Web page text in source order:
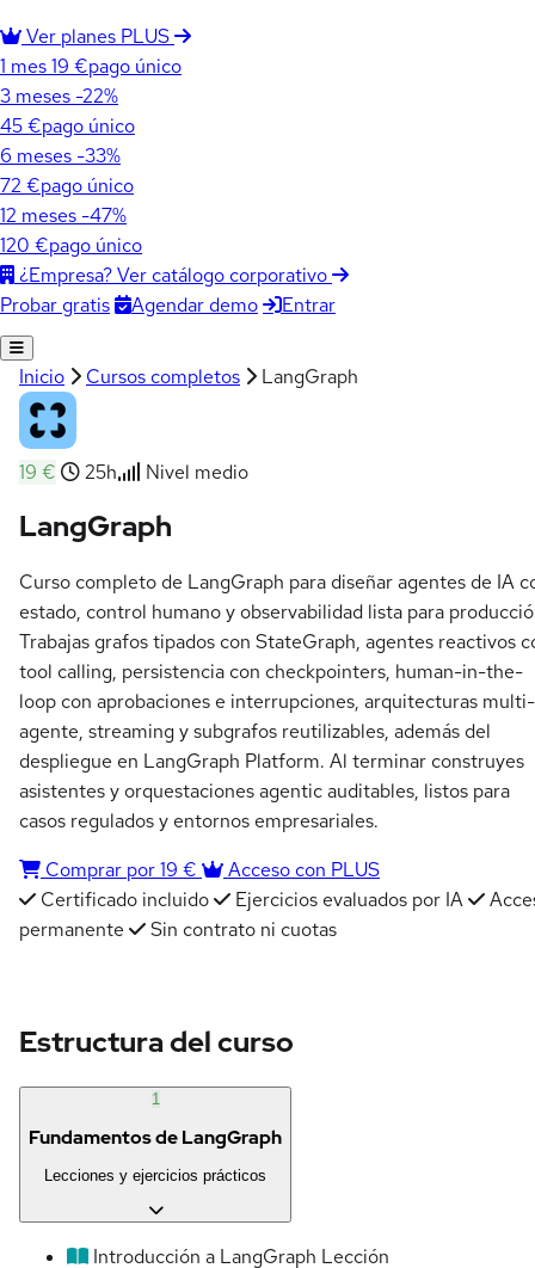
Ver planes PLUS
1 mes19 €pago único
3 meses -22%
45 €pago único
6 meses -33%
72 €pago único
12 meses -47%
120 €pago único
¿Empresa? Ver catálogo corporativo
Probar gratis
Agendar demo Entrar
Inicio Cursos completos LangGraph
19 € 25h Nivel medio
LangGraph
Curso completo de LangGraph para diseñar agentes de IA
estado, control humano y observabilidad lista para
Trabajas grafos tipados con StateGraph, agentes reactivos
tool calling, persistencia con checkpointers, human-in-the-
loop con aprobaciones e interrupciones, arquitecturas multi-
agente, streaming y subgrafos reutilizables, además del
despliegue en LangGraph Platform. Al terminar construyes
asistentes y orquestaciones agentic auditables, listos para
casos regulados y entornos empresariales.
Comprar por 19 €
Acceso con PLUS
Certificado incluido
Ejercicios evaluados por IA
permanente
Sin contrato ni cuotas
Estructura del curso
1
Fundamentos de LangGraph
Lecciones y ejercicios prácticos
Introducción a LangGraph Lección